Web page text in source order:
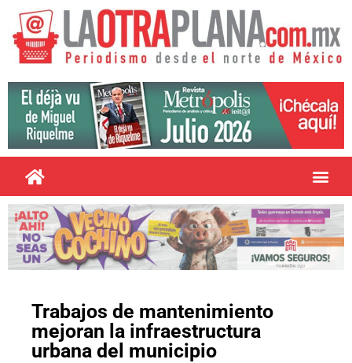
Trabajos de mantenimiento
mejoran la infraestructura
urbana del municipio